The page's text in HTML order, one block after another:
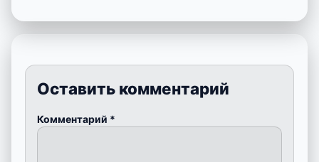
Оставить комментарий
Комментарий *